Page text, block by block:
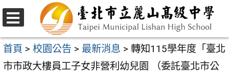
跳
至
主
要
選
單
首頁 > 校園公告 > 最新消息 > 轉知115學年度「臺北
市市政大樓員工子女非營利幼兒園 （委託臺北市公